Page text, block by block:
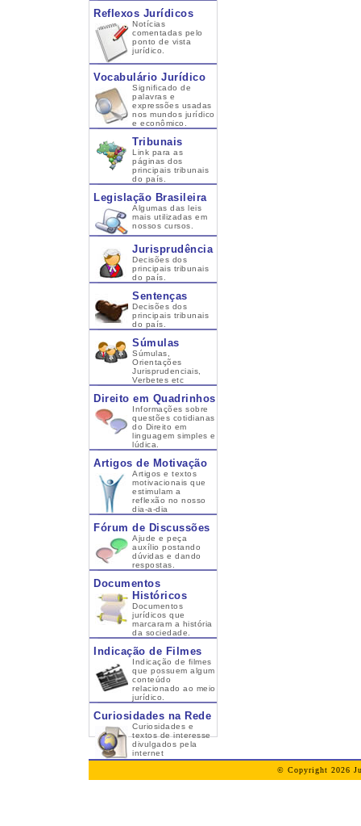
Reflexos Jurídicos
Notícias
comentadas pelo
ponto de vista
jurídico.
Vocabulário Jurídico
Significado de
palavras e
expressões usadas
nos mundos jurídico
e econômico.
Tribunais
Link para as
páginas dos
principais tribunais
do país.
Legislação Brasileira
Algumas das leis
mais utilizadas em
nossos cursos.
Jurisprudência
Decisões dos
principais tribunais
do país.
Sentenças
Decisões dos
principais tribunais
do país.
Súmulas
Súmulas,
Orientações
Jurisprudenciais,
Verbetes etc
Direito em Quadrinhos
Informações sobre
questões cotidianas
do Direito em
linguagem simples e
lúdica.
Artigos de Motivação
Artigos e textos
motivacionais que
estimulam a
reflexão no nosso
dia-a-dia
Fórum de Discussões
Ajude e peça
auxílio postando
dúvidas e dando
respostas.
Documentos
Históricos
Documentos
jurídicos que
marcaram a história
da sociedade.
Indicação de Filmes
Indicação de filmes
que possuem algum
conteúdo
relacionado ao meio
jurídico.
Curiosidades na Rede
Curiosidades e
textos de interesse
divulgados pela
internet
© Copyright 2026